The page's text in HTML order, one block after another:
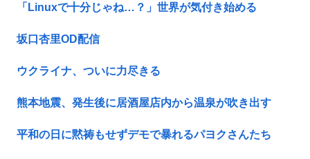
「Linuxで十分じゃね…？」世界が気付き始める
坂口杏里OD配信
ウクライナ、ついに力尽きる
熊本地震、発生後に居酒屋店内から温泉が吹き出す
平和の日に黙祷もせずデモで暴れるパヨクさんたち